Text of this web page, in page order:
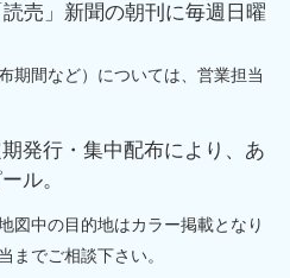
売」新聞の朝刊に毎週日曜
期間など）については、営業担当
発行・集中配布により、あ
ル。
図中の目的地はカラー掲載となり
までご相談下さい。